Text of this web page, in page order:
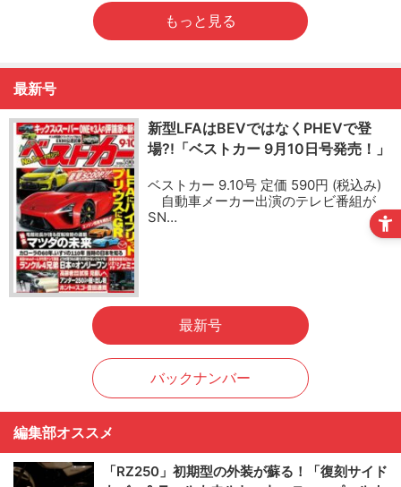
もっと見る
最新号
新型LFAはBEVではなくPHEVで登
場?!「ベストカー 9月10日号発売！」
ベストカー 9.10号 定価 590円 (税込み)
自動車メーカー出演のテレビ番組が
SN…
最新号
バックナンバー
編集部オススメ
「RZ250」初期型の外装が蘇る！「復刻サイド